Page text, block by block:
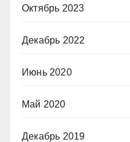
Октябрь 2023
Декабрь 2022
Июнь 2020
Май 2020
Декабрь 2019